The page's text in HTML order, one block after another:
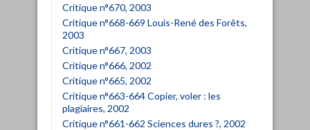
Critique n°670, 2003
Critique n°668-669 Louis-René des Forêts,
2003
Critique n°667, 2003
Critique n°666, 2002
Critique n°665, 2002
Critique n°663-664 Copier, voler : les
plagiaires, 2002
Critique n°661-662 Sciences dures ?, 2002